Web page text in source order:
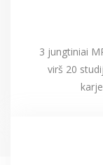
3 jungtiniai
virš 20